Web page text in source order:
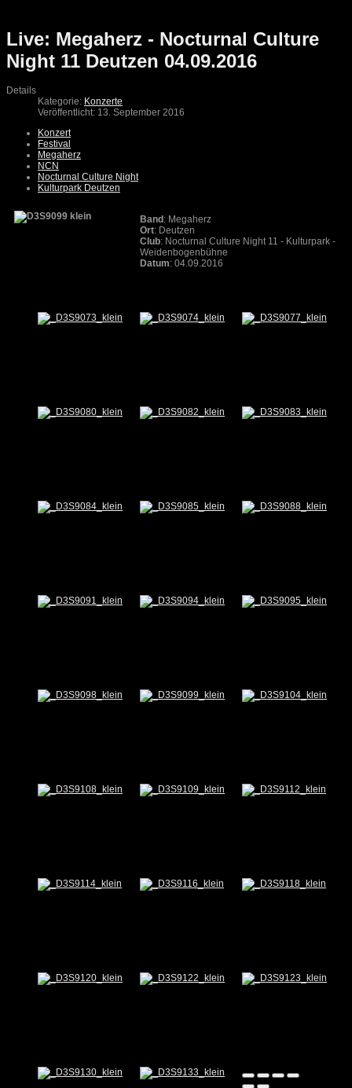
Live: Megaherz - Nocturnal Culture
Night 11 Deutzen 04.09.2016
Details
Kategorie: Konzerte
Veröffentlicht: 13. September 2016
Konzert
Festival
Megaherz
NCN
Nocturnal Culture Night
Kulturpark Deutzen
Band : Megaherz
Ort: Deutzen
Club: Nocturnal Culture Night 11 - Kulturpark -
Weidenbogenbühne
Datum: 04.09.2016